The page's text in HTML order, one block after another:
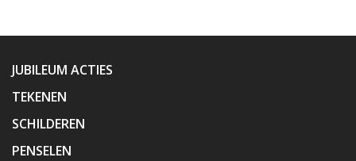
JUBILEUM ACTIES
TEKENEN
SCHILDEREN
PENSELEN